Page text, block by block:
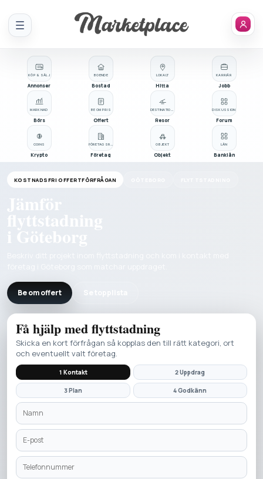
Meny
KÖP & SÄLJ
Annonser
BOENDE
Bostad
OBJEKT
Objekt
BE OM PRIS
Offert
Företag
LÅN
Banklån
MARKNAD
Börs
LOKALT
Hitta
KARRIÄR
Jobb
Resor
COINS
Krypto
DISKUSSION
Forum
KOSTNADSFRI OFFERTFÖRFRÅGAN
Jämför
Be om offert
Få hjälp medflyttstadning
Skicka en kort förfrågan så kopplas den till rätt kategori, ort
och eventuellt valt företag.
1 Kontakt 2 Uppdrag
3 Plan 4 Godkänn